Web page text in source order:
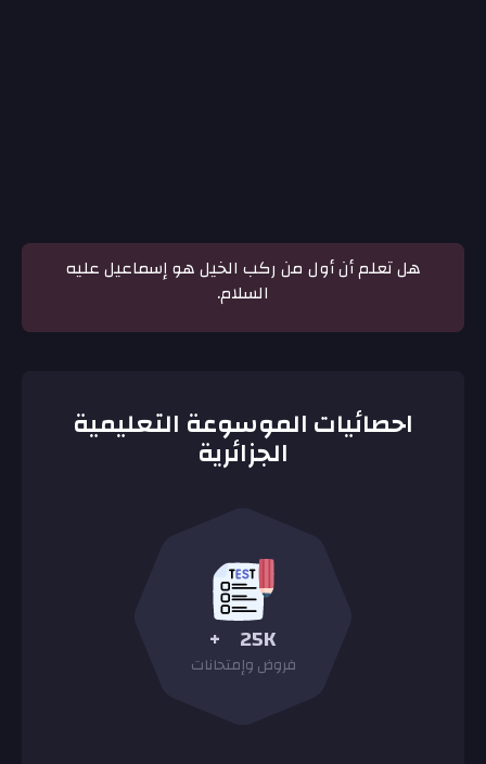
هل تعلم أن أول من ركب الخيل هو إسماعيل عليه
السلام.
احصائيات الموسوعة التعليمية
الجزائرية
25K
+
فروض وإمتحانات